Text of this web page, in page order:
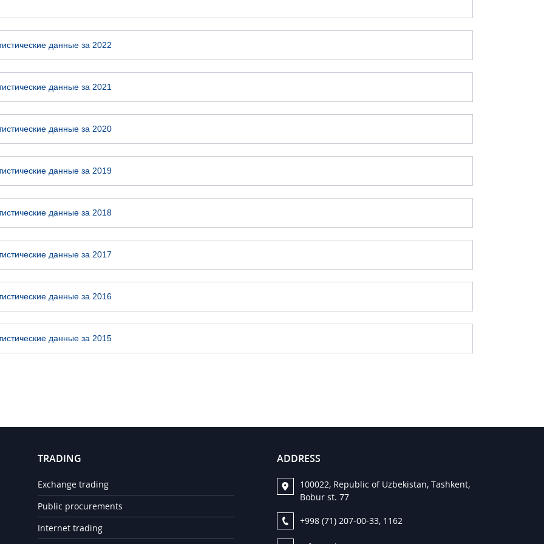
данные за 2022
данные за 2021
данные за 2020
данные за 2019
данные за 2018
данные за 2017
данные за 2016
данные за 2015
TRADING
Exchange trading
Public procurements
Internet trading
ADDRESS
100022, Republic of Uzbekistan, Tashkent,
Bobur st. 77
+998 (71) 207-00-33, 1162